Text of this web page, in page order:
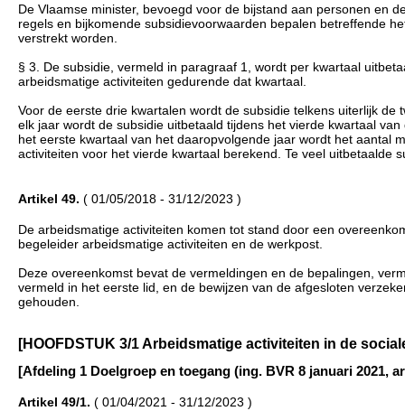
De Vlaamse minister, bevoegd voor de bijstand aan personen en
regels en bijkomende subsidievoorwaarden bepalen betreffende
verstrekt worden.
§ 3. De subsidie, vermeld in paragraaf 1, wordt per kwartaal
arbeidsmatige activiteiten gedurende dat kwartaal.
Voor de eerste drie kwartalen wordt de subsidie telkens uiterlijk
elk jaar wordt de subsidie uitbetaald tijdens het vierde kwartaal
het eerste kwartaal van het daaropvolgende jaar wordt het aantal
activiteiten voor het vierde kwartaal berekend. Te veel uitbetaalde
Artikel 49. ( 01/05/2018 - 31/12/2023 )
De arbeidsmatige activiteiten komen tot stand door een
begeleider arbeidsmatige activiteiten en de werkpost.
Deze overeenkomst bevat de vermeldingen en de bepalingen,
vermeld in het eerste lid, en de bewijzen van de afgesloten
gehouden.
[HOOFDSTUK 3/1 Arbeidsmatige activiteiten in de
[Afdeling 1 Doelgroep en toegang (ing. BVR 8 januari 2021,
Artikel 49/1. ( 01/04/2021 - 31/12/2023 )